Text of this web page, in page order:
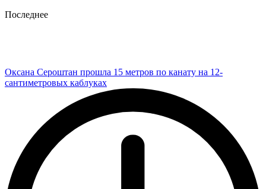
Последнее
Оксана Сероштан прошла 15 метров по канату на 12-
сантиметровых каблуках